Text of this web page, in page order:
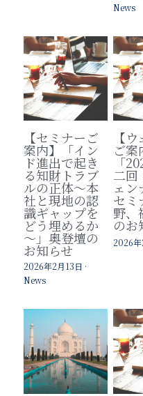
News
【セミナーご
案内】「イン
ド進出で起き
る知財トラブ
ルの正体～本
社と現地の認
識ギャップを
どう埋めるか
～」奥登壇の
お知らせ
2026年2月13日 ·
News
【
ご案
「
二回
ェン
セミ
野、
のお
2026